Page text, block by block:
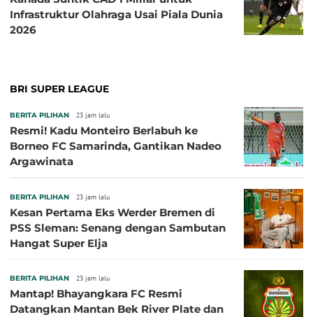
Infrastruktur Olahraga Usai Piala Dunia
2026
BRI SUPER LEAGUE
BERITA PILIHAN 23 jam lalu
Resmi! Kadu Monteiro Berlabuh ke
Borneo FC Samarinda, Gantikan Nadeo
Argawinata
BERITA PILIHAN 23 jam lalu
Kesan Pertama Eks Werder Bremen di
PSS Sleman: Senang dengan Sambutan
Hangat Super Elja
BERITA PILIHAN 23 jam lalu
Mantap! Bhayangkara FC Resmi
Datangkan Mantan Bek River Plate dan